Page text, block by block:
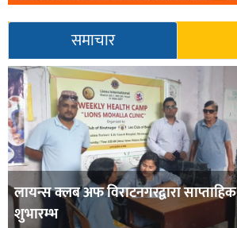
समाचार
लायन्स क्लब अफ विराटनगरद्वारा
शुभारम्भ